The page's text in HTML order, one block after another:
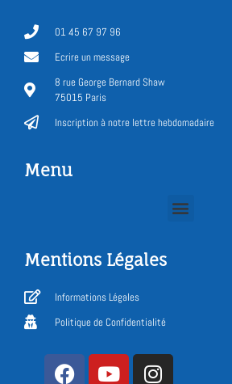
01 45 67 97 96
Ecrire un message
8 rue George Bernard Shaw
75015 Paris
Inscription à notre lettre hebdomadaire
Menu
Mentions Légales
Informations Légales
Politique de Confidentialité